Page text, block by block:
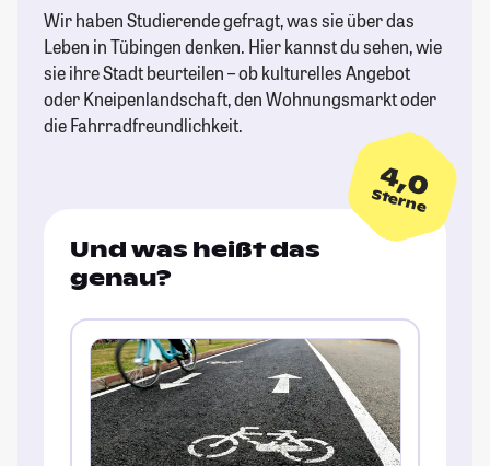
Wir haben Studierende gefragt, was sie über das
Leben in Tübingen denken. Hier kannst du sehen, wie
sie ihre Stadt beurteilen – ob kulturelles Angebot
oder Kneipenlandschaft, den Wohnungsmarkt oder
die Fahrradfreundlichkeit.
4,0
Sterne
Und was heißt das
genau?